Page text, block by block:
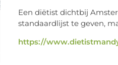
Een diëtist dichtbij
standaardlijst te geven,
https://